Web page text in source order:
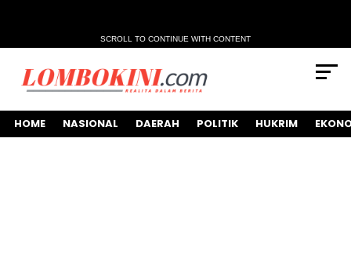
SCROLL TO CONTINUE WITH CONTENT
HOME NASIONAL DAERAH POLITIK HUKRIM